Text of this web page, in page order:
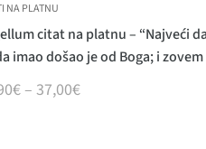
NA PLATNU
citat na platnu – “Najveći
imao došao je od Boga; i zovem
€ – 37,00€